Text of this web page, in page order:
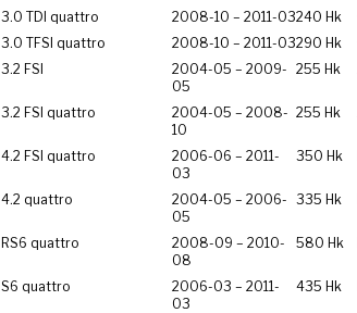
3.0 TDI quattro 2008-10 – 2011-03240 Hk
3.0 TFSI quattro 2008-10 – 2011-03290 Hk
3.2 FSI
2004-05 – 2009-
05
255 Hk
3.2 FSI quattro
2004-05 – 2008-
10
255 Hk
4.2 FSI quattro
2006-06 – 2011-
03
350 Hk
4.2 quattro
2004-05 – 2006-
05
335 Hk
RS6 quattro
2008-09 – 2010-
08
580 Hk
S6 quattro
2006-03 – 2011-
03
435 Hk